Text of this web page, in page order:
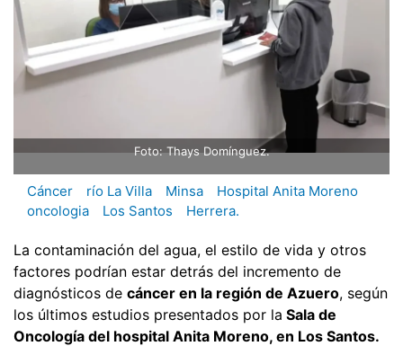
Foto: Thays Domínguez.
Cáncer río La Villa Minsa
Hospital Anita Moreno
oncologia
Los Santos Herrera.
La contaminación del agua, el estilo de vida y otros
factores podrían estar detrás del incremento de
diagnósticos de cáncer en la región de Azuero, según
los últimos estudios presentados por la Sala de
Oncología del hospital Anita Moreno, en Los Santos.